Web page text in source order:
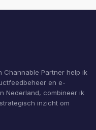
Partner help ik
en e-
Nederland, combineer ik
inzicht om